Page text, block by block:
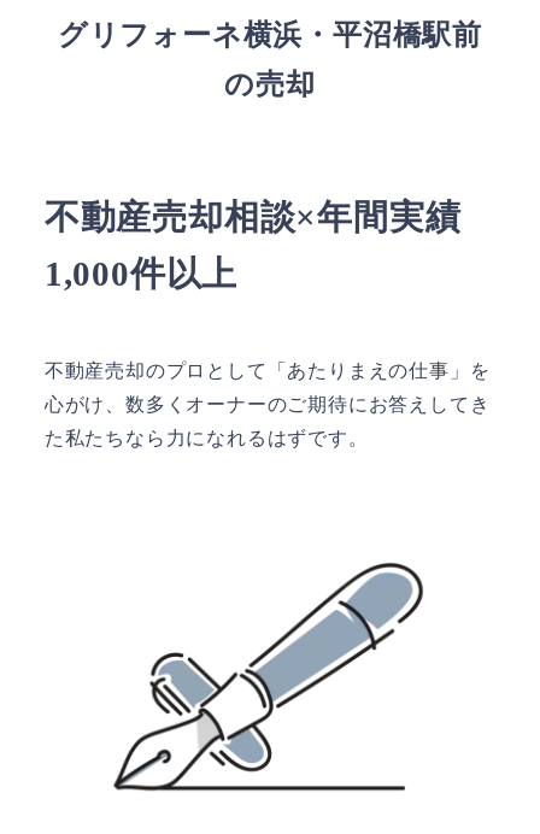
グリフォーネ横浜・平沼橋駅前
の売却
不動産売却相談×年間実績
1,000件以上
不動産売却のプロとして「あたりまえの仕事」を
心がけ、数多くオーナーのご期待にお答えしてき
た私たちなら力になれるはずです。